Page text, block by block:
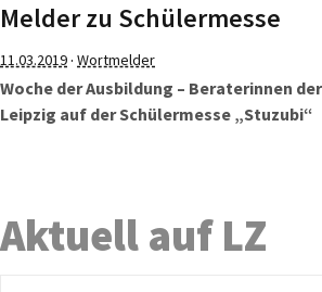
Melder zu Schülermesse
11.03.2019· Wortmelder
Woche der Ausbildung – Beraterinnen
Leipzig auf der Schülermesse „Stuzubi“
Aktuell auf LZ